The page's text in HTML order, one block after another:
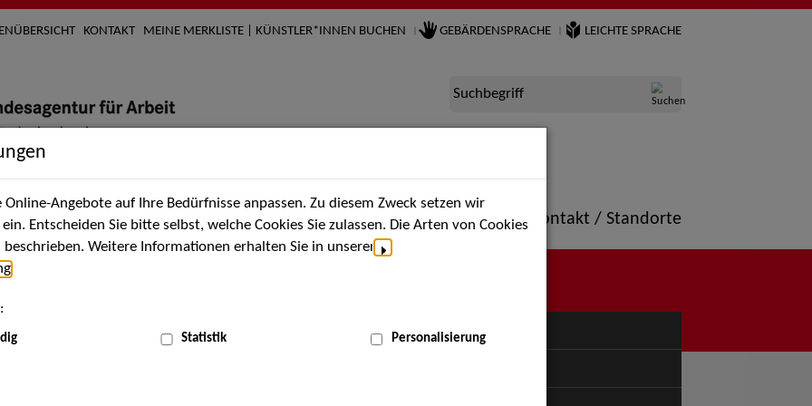
KONTAKT MEINE MERKLISTE | KÜNSTLER*INNEN BUCHEN GEBÄRDENSPRACHE LEICHTE SPRACHE
Suchbegriff
Künstler*innen Über uns Aktuelles Termine Portfolio Kontakt / Standorte
MENÜ
Angebote auf Ihre Bedürfnisse anpassen. Zu diesem Zweck setzen wir
Entscheiden Sie bitte selbst, welche Cookies Sie zulassen. Die Arten von Cookies
Weitere Informationen erhalten Sie in unserer
Statistik Personalisierung